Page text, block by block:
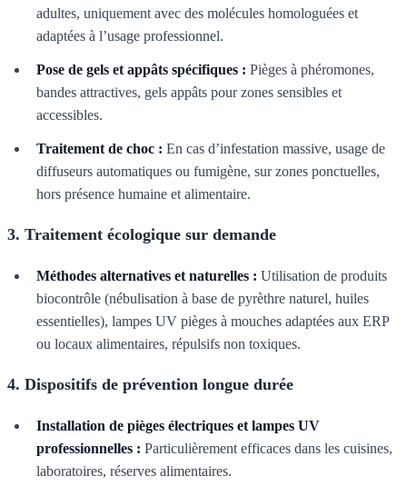
adultes, uniquement avec des molécules homologuées et
adaptées à l’usage professionnel.
Pose de gels et appâts spécifiques : Pièges à phéromones,
bandes attractives, gels appâts pour zones sensibles et
accessibles.
Traitement de choc : En cas d’infestation massive, usage de
diffuseurs automatiques ou fumigène, sur zones ponctuelles,
hors présence humaine et alimentaire.
3. Traitement écologique sur demande
Méthodes alternatives et naturelles : Utilisation de produits
biocontrôle (nébulisation à base de pyrèthre naturel, huiles
essentielles), lampes UV pièges à mouches adaptées aux ERP
ou locaux alimentaires, répulsifs non toxiques.
4. Dispositifs de prévention longue durée
Installation de pièges électriques et lampes UV
professionnelles : Particulièrement efficaces dans les cuisines,
laboratoires, réserves alimentaires.